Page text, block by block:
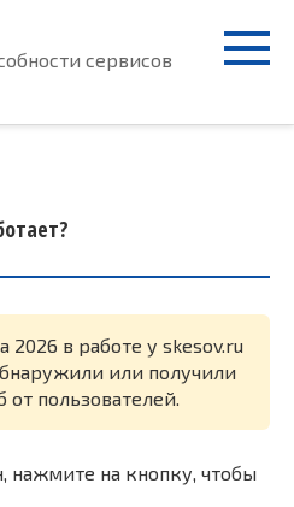
сервисов
2026 в работе у skesov.ru
или получили
от пользователей.
нажмите на кнопку, чтобы